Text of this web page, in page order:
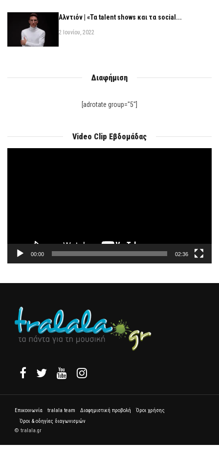
Αλντιόν | «Τα talent shows και τα social...
2 Ιουνίου, 2022
Διαφήμιση
[adrotate group="5"]
Video Clip Εβδομάδας
00:00 02:36
Επικοινωνία tralala team Διαφημιστική προβολή
Όροι χρήσης
Όροι & οδηγίες διαγωνισμών
© tralala.gr